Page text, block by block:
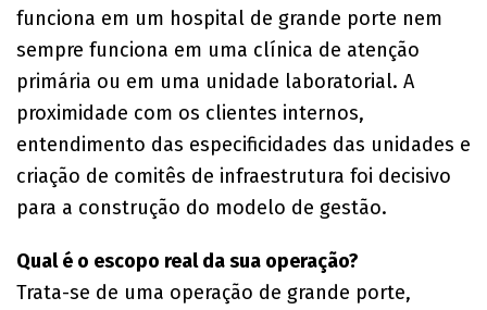
funciona em um hospital de grande porte nem
sempre funciona em uma clínica de atenção
primária ou em uma unidade laboratorial. A
proximidade com os clientes internos,
entendimento das especificidades das unidades e
criação de comitês de infraestrutura foi decisivo
para a construção do modelo de gestão.
Qual é o escopo real da sua operação?
Trata-se de uma operação de grande porte,